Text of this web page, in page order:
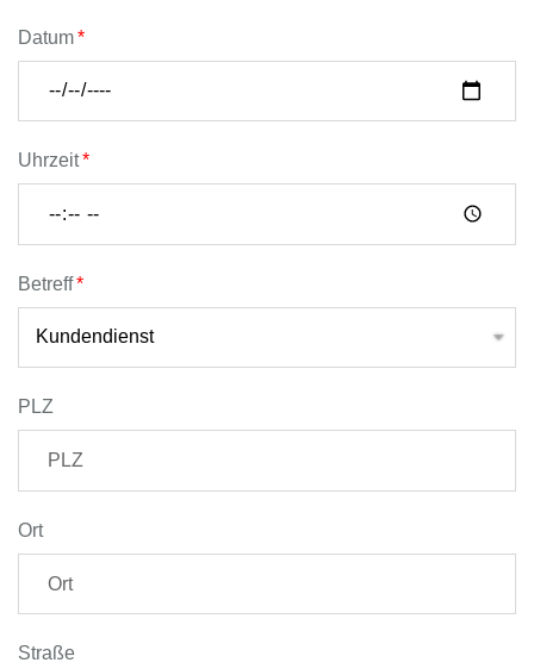
Datum
Uhrzeit
Betreff
PLZ
Ort
Straße